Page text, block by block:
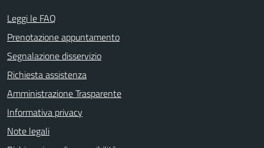
Leggi le FAQ
Prenotazione appuntamento
Segnalazione disservizio
Richiesta assistenza
Amministrazione Trasparente
Informativa privacy
Note legali